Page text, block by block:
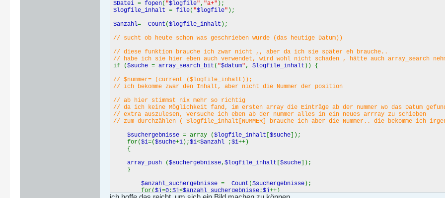
$Datei = fopen( "$logfile", "a+" );
$logfile_inhalt = file( "$logfile" );
$anzahl= Count ($logfile_inhalt );
// sucht ob heute schon was geschrieben wurde (das heutige Datum))
// diese funktion brauche ich zwar nicht ,, aber da ich sie später eh brauche..
// habe ich sie hier eben auch verwendet, wird wohl nicht schaden , hätte auch array_search
if ($suche = array_search_bit ( "$datum", $logfile_inhalt )) {
// $nummer= (current ($logfile_inhalt));
// ich bekomme zwar den Inhalt, aber nicht die Nummer der position
// ab hier stimmst nix mehr so richtig
// da ich keine Möglichkeit fand, im ersten array die Einträge ab der nummer wo das Datum
// extra auszulesen, versuche ich eben ab der nummer alles in ein neues arrray zu schieben
// zum durchzählen ( $logfile_inhalt[NUMMER] brauche ich aber die Nummer.. die bekomme ich
$suchergebnisse = array ($logfile_inhalt $suche ]);
for($i=($suche+1 );$i<$anzahl ;$i++)
{
array_push
($suchergebnisse, $logfile_inhalt $suche ]);
}
$anzahl_suchergebnisse = Count ($suchergebnisse );
for($j=0;$j<$anzahl_suchergebnisse;$j++)